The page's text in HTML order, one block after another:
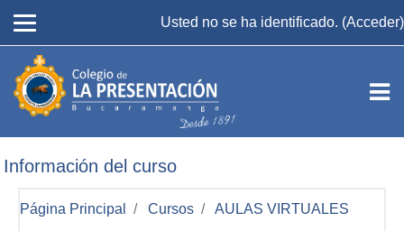
Usted no se ha identificado. (Acceder)
Información del curso
Página Principal Cursos AULAS VIRTUALES